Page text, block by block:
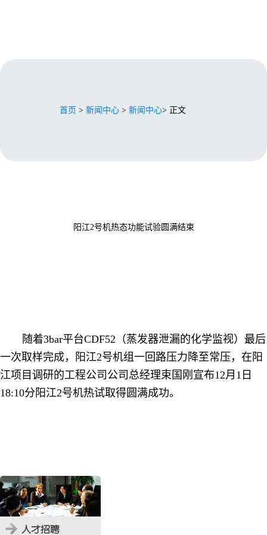
首页 > 新闻中心 > 新闻中心> 正文
阳江2号机热态功能试验圆满结束
随着3bar平台CDF52 （蒸发器泄漏的化学监视）最后
一次取样完成，阳江2号机组一回路压力降至常压，在阳
江项目调研的工程公司公司总经理束国刚宣布12月1日
18:10分阳江2号机热试取得圆满成功。